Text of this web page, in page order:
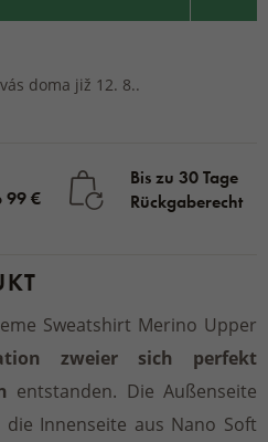
doma již 12. 8..
99 €
Bis zu 30 Tage
Rückgaberecht
Sweatshirt Merino Upper
zweier sich perfekt
entstanden. Die Außenseite
Innenseite aus Nano Soft